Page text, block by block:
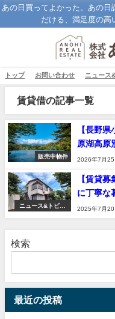
あの日買ってよかった。あの
だける、満足度の高
トップ お問い合わせ ニュース
賃貸借の記事一覧
販売中物件
【長野
原湖高原
2026年7月25
ニュース&トピッ
【賃貸
に丁寧な
2025年7月20
検索
最近の投稿